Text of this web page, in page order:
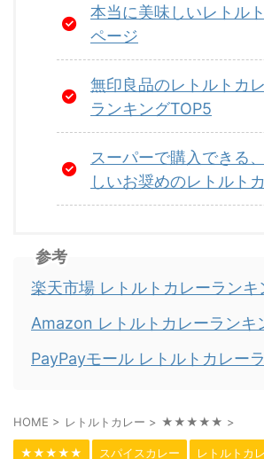
本当に美味しいレトル
ページ
無印良品のレトルトカ
ランキングTOP5
スーパーで購入できる
しいお奨めのレトルト
参考
楽天市場 レトルトカレーランキ
Amazon レトルトカレーランキ
PayPayモール レトルトカレー
HOME > レトルトカレー > ★★★★★ >
★★★★★ スパイスカレー レトルトカ